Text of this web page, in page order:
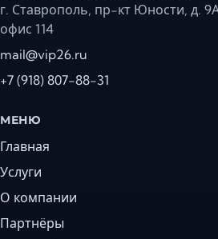
г. Ставрополь, пр-кт Юности, д.
офис 114
mail@vip26.ru
+7 (918) 807-88-31
МЕНЮ
Главная
Услуги
О компании
Партнёры